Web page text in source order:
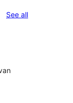
See allreviews